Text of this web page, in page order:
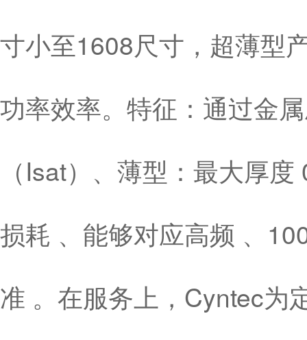
寸小至1608尺寸，超薄型
功率效率。特征：通过金
（Isat）、薄型：最大厚
损耗 、能够对应高频 、
准 。在服务上，Cyntec为